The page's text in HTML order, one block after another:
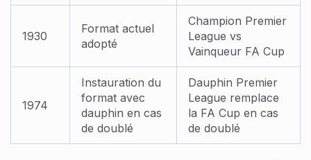
1930
Format actuel
adopté
Champion Premier
League vs
Vainqueur FA Cup
1974
Instauration du
format avec
dauphin en cas
de doublé
Dauphin Premier
League remplace
la FA Cup en cas
de doublé